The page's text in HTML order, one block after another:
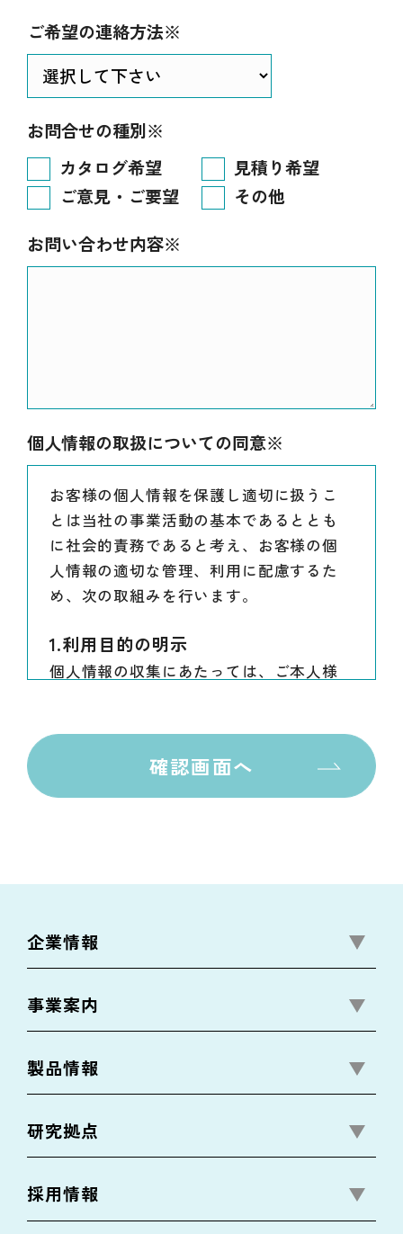
ご希望の連絡方法※
お問合せの種別※
カタログ希望
見積り希望
ご意見・ご要望
その他
お問い合わせ内容※
個人情報の取扱についての同意※
お客様の個人情報を保護し適切に扱うこ
とは当社の事業活動の基本であるととも
に社会的責務であると考え、お客様の個
人情報の適切な管理、利用に配慮するた
め、次の取組みを行います。
1.利用目的の明示
個人情報の収集にあたっては、ご本人様
2.個人情報の利用
ご本人様から提供された個人情報は、同
意いただいている場合や法令に基づく正
当な理由のある場合を除き、第三者への
4.個人情報の共同利用
当社は、現時点で提供された個人情報を
第三者と共同利用することはございませ
その旨を通知いたします。
確認画面へ
企業情報
事業案内
製品情報
研究拠点
採用情報